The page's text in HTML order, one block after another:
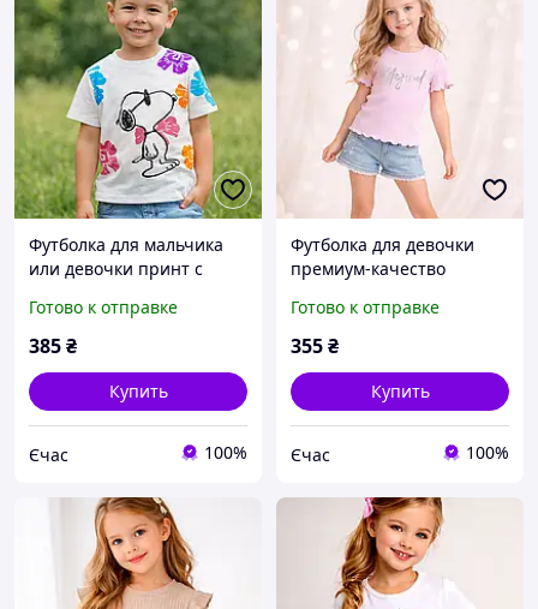
Футболка для мальчика
или девочки принт с
Дисней Турция хлопок
Размеры 92,104,110
Готово к отправке
385₴
Купить
Єчас 100%
Футболка для девочки
премиум-качество
Турция Размеры
98,104,110,116
Готово к отправке
355₴
Купить
Єчас 100%